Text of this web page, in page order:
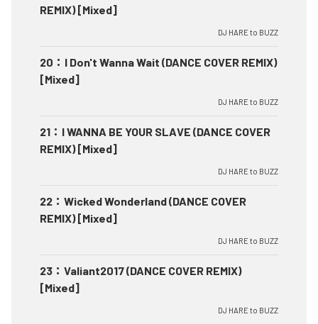
REMIX) [Mixed]
DJ HARE to BUZZ
20 ： I Don't Wanna Wait (DANCE COVER REMIX)
[Mixed]
DJ HARE to BUZZ
21 ： I WANNA BE YOUR SLAVE (DANCE COVER
REMIX) [Mixed]
DJ HARE to BUZZ
22 ： Wicked Wonderland (DANCE COVER
REMIX) [Mixed]
DJ HARE to BUZZ
23 ： Valiant2017 (DANCE COVER REMIX)
[Mixed]
DJ HARE to BUZZ